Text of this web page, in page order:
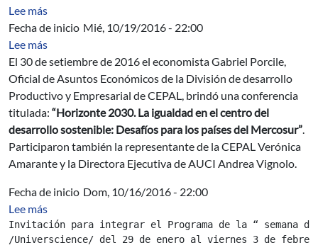
Lee mássobre Taxonomy for software engineering education
Fecha de inicio Mié, 10/19/2016 - 22:00
Lee mássobre CONFERENCIA “Horizonte 2030. La igualdad
El 30 de setiembre de 2016 el economista Gabriel Porcile,
Oficial de Asuntos Económicos de la División de desarrollo
Productivo y Empresarial de CEPAL, brindó una conferencia
titulada: “Horizonte 2030. La igualdad en el centro del
desarrollo sostenible: Desafíos para los países del Mercosur”.
Participaron también la representante de la CEPAL Verónica
Amarante y la Directora Ejecutiva de AUCI Andrea Vignolo.
Fecha de inicio Dom, 10/16/2016 - 22:00
Lee mássobre Embajada de Francia - Programa Jóvenes
Invitación para integrar el Programa de la “ semana
/Universcience/ del 29 de enero al viernes 3 de